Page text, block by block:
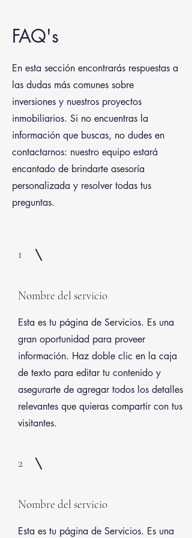
FAQ's
En esta sección encontrarás respuestas a
las dudas más comunes sobre
inversiones y nuestros proyectos
inmobiliarios. Si no encuentras la
información que buscas, no dudes en
contactarnos: nuestro equipo estará
encantado de brindarte asesoría
personalizada y resolver todas tus
preguntas.
1
Nombre del servicio
Esta es tu página de Servicios. Es una
gran oportunidad para proveer
información. Haz doble clic en la caja
de texto para editar tu contenido y
asegurarte de agregar todos los detalles
relevantes que quieras compartir con tus
visitantes.
2
Nombre del servicio
Esta es tu página de Servicios. Es una